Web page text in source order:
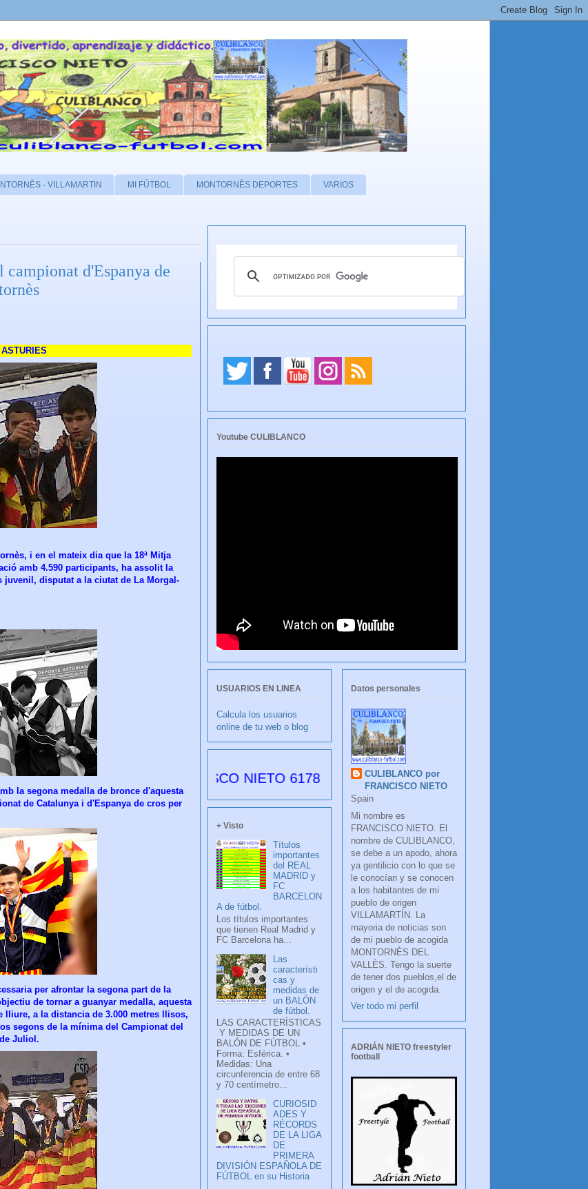
- VILLAMARTIN MI FÚTBOL MONTORNÈS DEPORTES VARIOS
d'Espanya de
i en el mateix dia que la 18ª Mitja
amb 4.590 participants, ha assolit la
juvenil, disputat a la ciutat de La Morgal-
la segona medalla de bronce d'aquesta
de Catalunya i d'Espanya de cros per
per afrontar la segona part de la
de tornar a guanyar medalla, aquesta
lliure, a la distancia de 3.000 metres llisos,
segons de la mínima del Campionat del
Juliol.
Youtube CULIBLANCO
USUARIOS EN LINEA
Calcula los usuarios
online de tu web o blog
por FRANCISCO NIETO 6178 días desde su creación
+ Visto
Títulos
importantes
del REAL
MADRID y
FC
BARCELON
A de fútbol.
Los títulos importantes
que tienen Real Madrid y
FC Barcelona ha...
Las
característi
cas y
medidas de
un BALÓN
de fútbol.
LAS CARACTERÍSTICAS
Y MEDIDAS DE UN
BALÓN DE FÚTBOL •
Forma: Esférica. •
Medidas: Una
circunferencia de entre 68
y 70 centímetro...
CURIOSID
ADES Y
RÉCORDS
DE LA LIGA
DE
PRIMERA
DIVISIÓN ESPAÑOLA DE
FÚTBOL en su Historia
Datos personales
CULIBLANCO por
FRANCISCO NIETO
Spain
Mi nombre es
FRANCISCO NIETO. El
nombre de CULIBLANCO,
se debe a un apodo, ahora
ya gentilicio con lo que se
le conocían y se conocen
a los habitantes de mi
pueblo de origen
VILLAMARTÍN. La
mayoria de noticias son
de mi pueblo de acogida
MONTORNÈS DEL
VALLÈS. Tengo la suerte
de tener dos pueblos,el de
origen y el de acogida.
Ver todo mi perfil
ADRIÁN NIETO freestyler
football